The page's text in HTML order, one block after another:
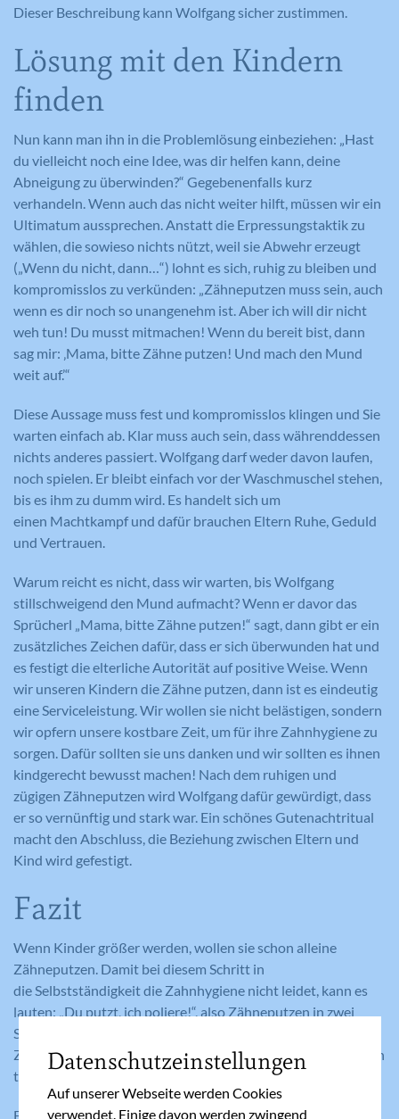
Dieser Beschreibung kann Wolfgang sicher zustimmen.
Lösung mit den Kindern
finden
Nun kann man ihn in die Problemlösung einbeziehen: „Hast
du vielleicht noch eine Idee, was dir helfen kann, deine
Abneigung zu überwinden?“ Gegebenenfalls kurz
verhandeln. Wenn auch das nicht weiter hilft, müssen wir ein
Ultimatum aussprechen. Anstatt die Erpressungstaktik zu
wählen, die sowieso nichts nützt, weil sie Abwehr erzeugt
(„Wenn du nicht, dann…“) lohnt es sich, ruhig zu bleiben und
kompromisslos zu verkünden: „Zähneputzen muss sein, auch
wenn es dir noch so unangenehm ist. Aber ich will dir nicht
weh tun! Du musst mitmachen! Wenn du bereit bist, dann
sag mir: ‚Mama, bitte Zähne putzen! Und mach den Mund
weit auf.’“
Diese Aussage muss fest und kompromisslos klingen und Sie
warten einfach ab. Klar muss auch sein, dass währenddessen
nichts anderes passiert. Wolfgang darf weder davon laufen,
noch spielen. Er bleibt einfach vor der Waschmuschel stehen,
bis es ihm zu dumm wird. Es handelt sich um
einen Machtkampf und dafür brauchen Eltern Ruhe, Geduld
und Vertrauen.
Warum reicht es nicht, dass wir warten, bis Wolfgang
stillschweigend den Mund aufmacht? Wenn er davor das
Sprücherl „Mama, bitte Zähne putzen!“ sagt, dann gibt er ein
zusätzliches Zeichen dafür, dass er sich überwunden hat und
es festigt die elterliche Autorität auf positive Weise. Wenn
wir unseren Kindern die Zähne putzen, dann ist es eindeutig
eine Serviceleistung. Wir wollen sie nicht belästigen, sondern
wir opfern unsere kostbare Zeit, um für ihre Zahnhygiene zu
sorgen. Dafür sollten sie uns danken und wir sollten es ihnen
kindgerecht bewusst machen! Nach dem ruhigen und
zügigen Zähneputzen wird Wolfgang dafür gewürdigt, dass
er so vernünftig und stark war. Ein schönes Gutenachtritual
macht den Abschluss, die Beziehung zwischen Eltern und
Kind wird gefestigt.
Fazit
Wenn Kinder größer werden, wollen sie schon alleine
Zähneputzen. Damit bei diesem Schritt in
die Selbstständigkeit die Zahnhygiene nicht leidet, kann es
lauten: „Du putzt, ich poliere!“, also Zähneputzen in zwei
Schritten. Diese Taktik kann man durchaus beibehalten.
Zwischendurch ausspülen und nochmals von vorne beginnen
tut den Zähnen einfach gut!
Es geht darum, einander ernst zu nehmen, zu respektieren,
Datenschutzeinstellungen
Auf unserer Webseite werden Cookies
verwendet. Einige davon werden zwingend